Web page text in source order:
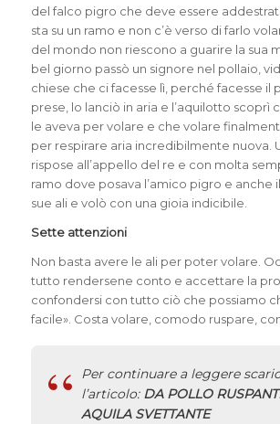
del falco pigro che deve essere
sta su un ramo e non c’è verso di farlo
del mondo non riescono a guarire la sua
bel giorno passò un signore nel pollaio,
chiese che ci facesse lì, perché facesse il
prese, lo lanciò in aria e l’aquilotto scoprì
le aveva per volare e che volare
per respirare aria incredibilmente nuova.
rispose all’appello del re e con molta
ramo dove posava l’amico pigro e anche
sue ali e volò con una gioia indicibile.
Sette attenzioni
Non basta avere le ali per poter volare.
tutto rendersene conto e accettare la
confondersi con tutto ciò che possiamo
facile». Costa volare, comodo ruspare,
Per continuare a leggere
l’articolo: DA POLLO
AQUILA SVETTANTE